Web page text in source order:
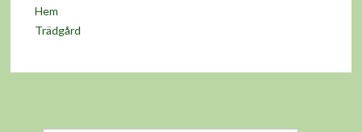
Hem
Trädgård